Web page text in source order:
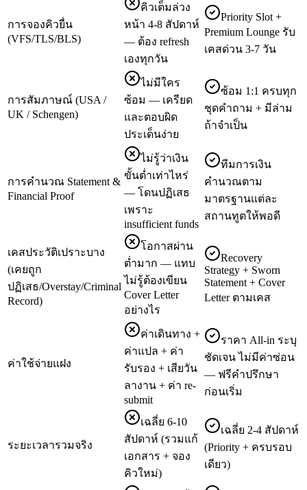
การจองคิวยื่น
(VFS/TLS/BLS)
คิวเต็มล่วง
หน้า 4-8 สัปดาห์
— ต้อง refresh
เองทุกวัน
Priority Slot +
Premium Lounge รับ
เคสด่วน 3-7 วัน
การสัมภาษณ์ (USA /
UK / Schengen)
ไม่มีใคร
ซ้อม — เครียด
และตอบผิด
ประเด็นง่าย
ซ้อม 1:1 ครบทุก
ชุดคำถาม + มีล่าม
ถ้าจำเป็น
การคำนวณ Statement &
Financial Proof
ไม่รู้ว่าเงิน
ขั้นต่ำเท่าไหร่
— โดนปฏิเสธ
เพราะ
insufficient funds
ทีมการเงิน
คำนวณตาม
มาตรฐานแต่ละ
สถานทูตให้พอดี
เคสประวัติเปราะบาง
(เคยถูก
ปฏิเสธ/Overstay/Criminal
Record)
โอกาสผ่าน
ต่ำมาก — แทบ
ไม่รู้ต้องเขียน
Cover Letter
อย่างไร
Recovery
Strategy + Sworn
Statement + Cover
Letter ตามเคส
ค่าใช้จ่ายแฝง
ค่าเดินทาง +
ค่าแปล + ค่า
รับรอง + เสียวัน
ลางาน + ค่า re-
submit
ราคา All-in ระบุ
ชัดเจน ไม่มีค่าซ่อน
— ฟรีคำปรึกษา
ก่อนเริ่ม
ระยะเวลารวมจริง
เฉลี่ย 6-10
สัปดาห์ (รวมแก้
เอกสาร + จอง
คิวใหม่)
เฉลี่ย 2-4 สัปดาห์
(Priority + ครบรอบ
เดียว)